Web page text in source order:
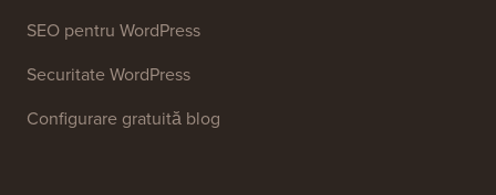
SEO pentru WordPress
Securitate WordPress
Configurare gratuită blog